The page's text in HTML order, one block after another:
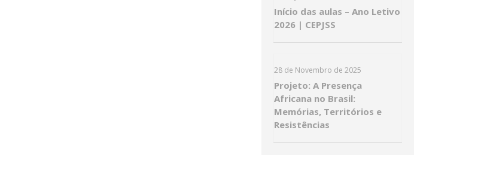
Início das aulas – Ano Letivo
2026 | CEPJSS
28 de Novembro de 2025
Projeto: A Presença
Africana no Brasil:
Memórias, Territórios e
Resistências